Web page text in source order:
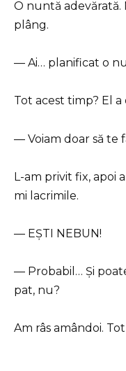
O nuntă adevărată.
plâng.
— Ai… planificat o
Tot acest timp? El a
— Voiam doar să te
L-am privit fix, apoi
mi lacrimile.
— EȘTI NEBUN!
— Probabil… Și
pat, nu?
Am râs amândoi.